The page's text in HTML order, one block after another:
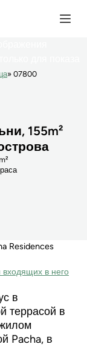
07800
155m²
Residences
в него
в
террасой в
Pacha, в